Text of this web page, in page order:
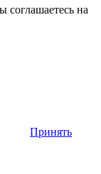
соглашаетесь на
Принять